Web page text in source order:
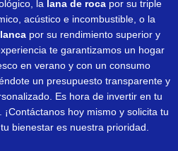
la lana de roca por su triple
acústico e incombustible, o la
por su rendimiento superior y
te garantizamos un hogar
en verano y con un consumo
un presupuesto transparente y
Es hora de invertir en tu
hoy mismo y solicita tu
bienestar es nuestra prioridad.